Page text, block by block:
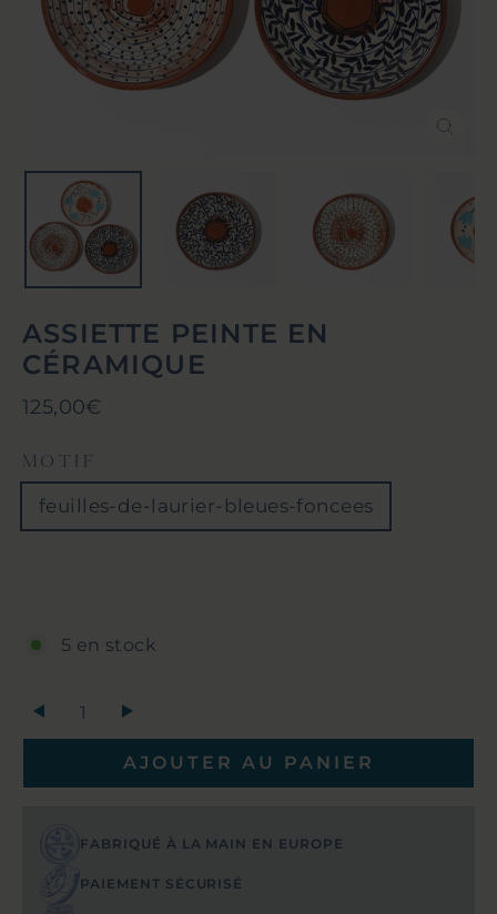
ASSIETTE PEINTE EN
CÉRAMIQUE
Prix
125,00€
MOTIF
feuilles-de-laurier-bleues-foncees
5 en stock
AJOUTER AU PANIER
FABRIQUÉ À LA MAIN EN EUROPE
PAIEMENT SÉCURISÉ